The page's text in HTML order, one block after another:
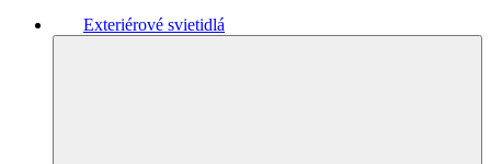
Exteriérové svietidlá